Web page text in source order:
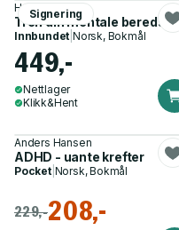
Signering
Helge Mehus
Tren din mentale
Innbundet |Norsk, Bokmål
449,-
Nettlager
Klikk&Hent
Anders Hansen
ADHD - uante krefter
Pocket| Norsk, Bokmål
229,-208,-